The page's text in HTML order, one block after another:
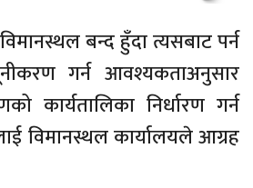
बन्द हुँदा त्यसबाट पर्न
गर्न आवश्यकताअनुसार
कार्यतालिका निर्धारण गर्न
विमानस्थल कार्यालयले आग्रह